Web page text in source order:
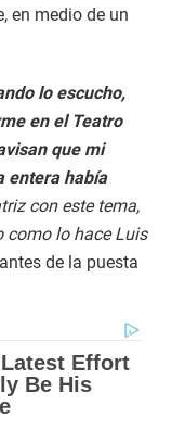
en medio de un
lo escucho,
en el Teatro
que mi
entera había
con este tema,
como lo hace Luis
de la puesta